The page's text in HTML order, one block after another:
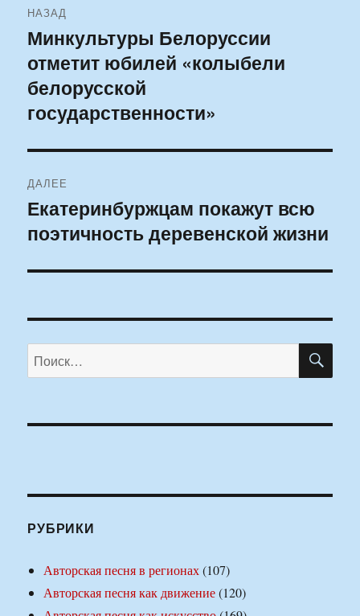
по
записям
НАЗАД
Предыдущая
запись:
Минкультуры Белоруссии
отметит юбилей «колыбели
белорусской
государственности»
ДАЛЕЕ
Следующая
запись:
Екатеринбуржцам покажут всю
поэтичность деревенской жизни
Искать:
РУБРИКИ
Авторская песня в регионах(107)
Авторская песня как движение(120)